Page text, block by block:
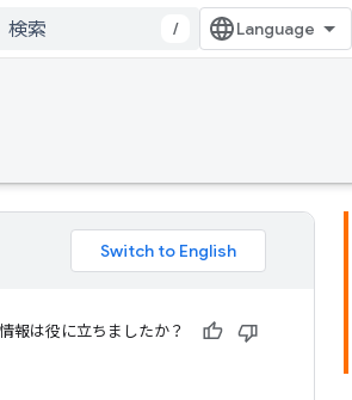
/
報は役に立ちましたか？